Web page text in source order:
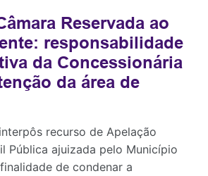
Reservada ao
responsabilidade
da Concessionária
da área de
recurso de Apelação
Pública ajuizada pelo Município
de condenar a